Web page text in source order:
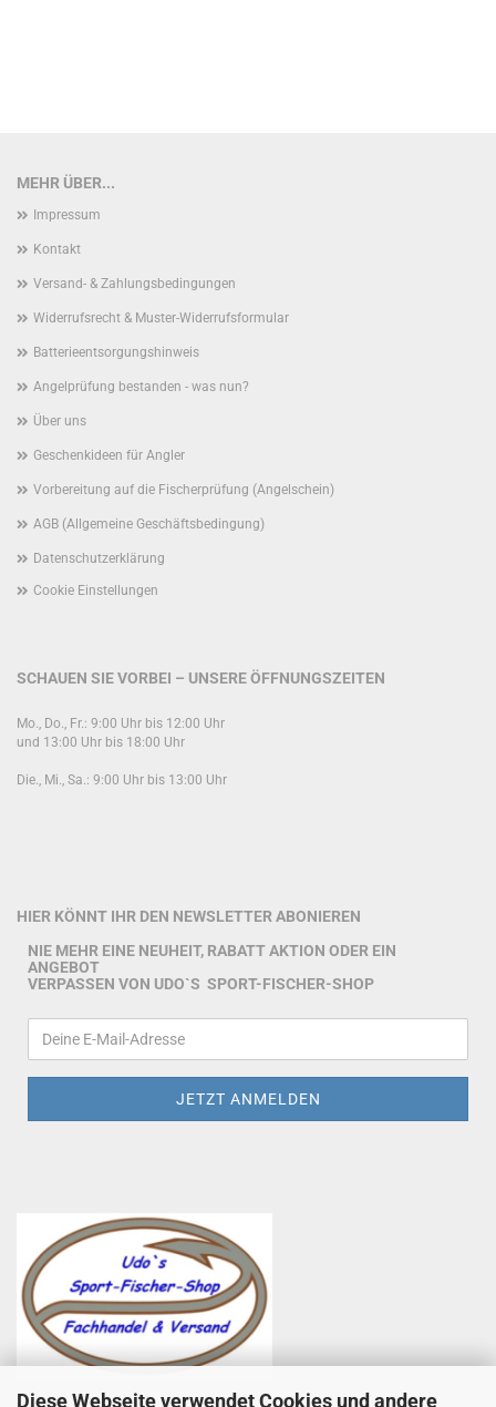
Diese Webseite verwendet Cookies und andere
MEHR ÜBER...
Impressum
Kontakt
Versand- & Zahlungsbedingungen
Widerrufsrecht & Muster-Widerrufsformular
Batterieentsorgungshinweis
Angelprüfung bestanden - was nun?
Über uns
Geschenkideen für Angler
Vorbereitung auf die Fischerprüfung (Angelschein)
AGB (Allgemeine Geschäftsbedingung)
Datenschutzerklärung
Cookie Einstellungen
SCHAUEN SIE VORBEI – UNSERE ÖFFNUNGSZEITEN
Mo., Do., Fr.: 9:00 Uhr bis 12:00 Uhr
und 13:00 Uhr bis 18:00 Uhr
Die., Mi., Sa.: 9:00 Uhr bis 13:00 Uhr
HIER KÖNNT IHR DEN NEWSLETTER ABONIEREN
NIE MEHR EINE NEUHEIT, RABATT AKTION ODER EIN
ANGEBOT
VERPASSEN VON UDO`S SPORT-FISCHER-SHOP